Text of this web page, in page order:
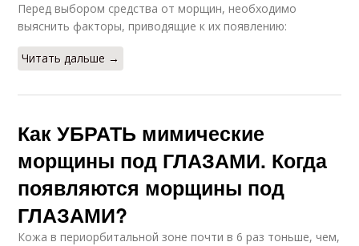
Перед выбором средства от морщин, необходимо
выяснить факторы, приводящие к их появлению:
Читать дальше →
Как УБРАТЬ мимические
морщины под ГЛАЗАМИ. Когда
появляются морщины под
ГЛАЗАМИ?
Кожа в периорбитальной зоне почти в 6 раз тоньше, чем,